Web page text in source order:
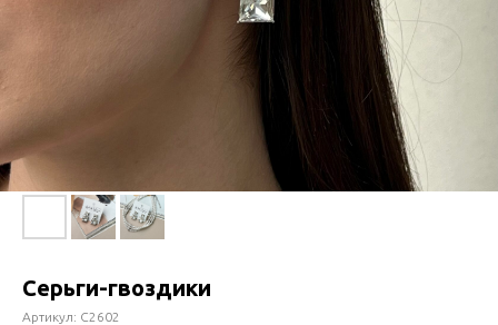
Серьги-гвоздики
Артикул: С2602